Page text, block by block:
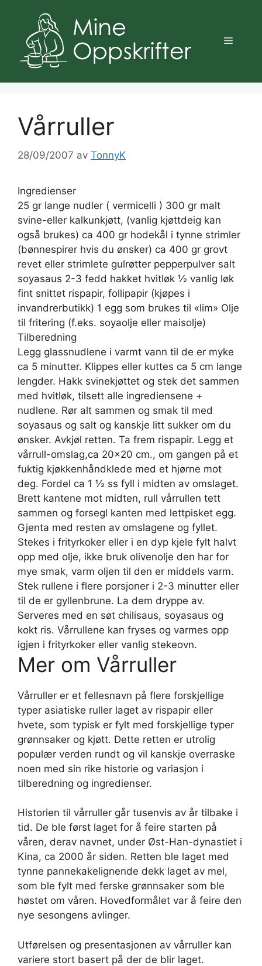
innhold
Meny
Vårruller
28/09/2007 av TonnyK
Ingredienser
25 gr lange nudler ( vermicelli ) 300 gr malt
svine-eller kalkunkjøtt, (vanlig kjøttdeig kan
også brukes) ca 400 gr hodekål i tynne strimler
(bønnespirer hvis du ønsker) ca 400 gr grovt
revet eller strimlete gulrøtter pepperpulver salt
soyasaus 2-3 fedd hakket hvitløk ½ vanlig løk
fint snittet rispapir, follipapir (kjøpes i
invandrerbutikk) 1 egg som brukes til «lim» Olje
til fritering (f.eks. soyaolje eller maisolje)
Tilberedning
Legg glassnudlene i varmt vann til de er myke
ca 5 minutter. Klippes eller kuttes ca 5 cm lange
lengder. Hakk svinekjøttet og stek det sammen
med hvitløk, tilsett alle ingrediensene +
nudlene. Rør alt sammen og smak til med
soyasaus og salt og kanskje litt sukker om du
ønsker. Avkjøl retten. Ta frem rispapir. Legg et
vårrull-omslag,ca 20×20 cm., om gangen på et
fuktig kjøkkenhåndklede med et hjørne mot
deg. Fordel ca 1 ½ ss fyll i midten av omslaget.
Brett kantene mot midten, rull vårrullen tett
sammen og forsegl kanten med lettpisket egg.
Gjenta med resten av omslagene og fyllet.
Stekes i frityrkoker eller i en dyp kjele fylt halvt
opp med olje, ikke bruk olivenolje den har for
mye smak, varm oljen til den er middels varm.
Stek rullene i flere porsjoner i 2-3 minutter eller
til de er gyllenbrune. La dem dryppe av.
Serveres med en søt chilisaus, soyasaus og
kokt ris. Vårrullene kan fryses og varmes opp
igjen i frityrkoker eller vanlig stekeovn.
Mer om Vårruller
Vårruller er et fellesnavn på flere forskjellige
typer asiatiske ruller laget av rispapir eller
hvete, som typisk er fylt med forskjellige typer
grønnsaker og kjøtt. Dette retten er utrolig
populær verden rundt og vil kanskje overraske
noen med sin rike historie og variasjon i
tilberedning og ingredienser.
Historien til vårruller går tusenvis av år tilbake i
tid. De ble først laget for å feire starten på
våren, derav navnet, under Øst-Han-dynastiet i
Kina, ca 2000 år siden. Retten ble laget med
tynne pannekakelignende dekk laget av mel,
som ble fylt med ferske grønnsaker som ble
høstet om våren. Hovedformålet var å feire den
nye sesongens avlinger.
Utførelsen og presentasjonen av vårruller kan
variere stort basert på der de blir laget.